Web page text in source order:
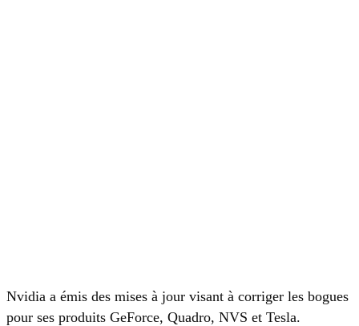
Nvidia a émis des mises à jour visant à corriger les bogues
pour ses produits GeForce, Quadro, NVS et Tesla.